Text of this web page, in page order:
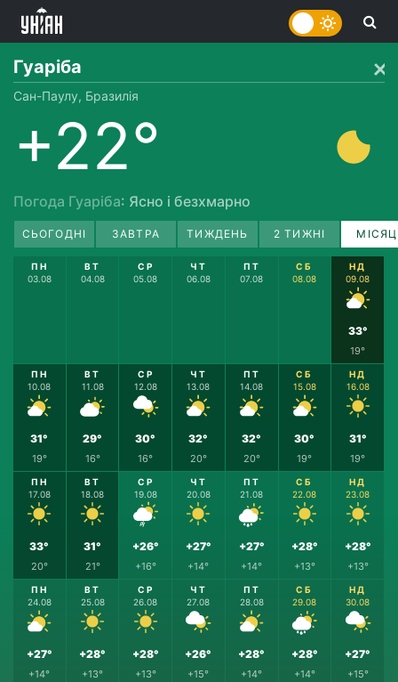
Гуаріба
Сан-Паулу, Бразилія
+22°
Погода Гуаріба: Ясно і безхмарно
СЬОГОДНІ ЗАВТРА ТИЖДЕНЬ 2 ТИЖНІ
ПН
03.08
ВТ
04.08
СР
05.08
ЧТ
06.08
ПТ
07.08
СБ
08.08
НД
09.08
33°
19°
ПН
10.08
31°
19°
ВТ
11.08
29°
16°
СР
12.08
30°
16°
ЧТ
13.08
32°
20°
ПТ
14.08
32°
20°
СБ
15.08
30°
19°
НД
16.08
31°
19°
ПН
17.08
33°
20°
ВТ
18.08
31°
21°
СР
19.08
+26°
+16°
ЧТ
20.08
+27°
+14°
ПТ
21.08
+27°
+14°
СБ
22.08
+28°
+13°
НД
23.08
+28°
+13°
ПН
24.08
+27°
+14°
ВТ
25.08
+28°
+13°
СР
26.08
+28°
+13°
ЧТ
27.08
+26°
+15°
ПТ
28.08
+28°
+14°
СБ
29.08
+28°
+14°
НД
30.08
+27°
+15°